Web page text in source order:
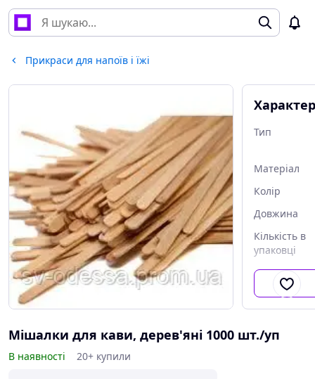
Прикраси для напоїв і їжі
Тип
Матеріал
Колір
Довжина
Кількість в
упаковці
Мішалки для кави, дерев'яні 1000 шт./уп
В наявності 20+ купили